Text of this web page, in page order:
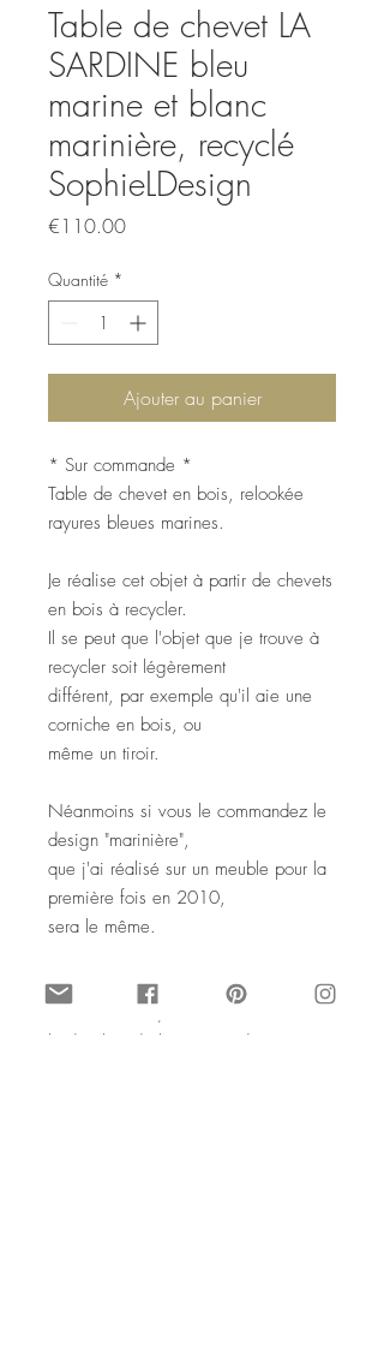
Table de chevet LA
SARDINE bleu
marine et blanc
marinière, recyclé
SophieLDesign
€110.00Prix
Quantité *
Ajouter au panier
* Sur commande *
Table de chevet en bois, relookée
rayures bleues marines.
Je réalise cet objet à partir de chevets
en bois à recycler.
Il se peut que l'objet que je trouve à
recycler soit légèrement
différent, par exemple qu'il aie une
corniche en bois, ou
même un tiroir.
Néanmoins si vous le commandez le
design "marinière",
que j'ai réalisé sur un meuble pour la
première fois en 2010,
sera le même.
Il peut être réalisé dans la couleur que
vous souhaitez, me
le dire lors de la commande.